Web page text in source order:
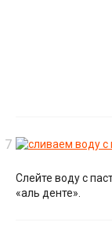
Слейте воду с
«аль денте».